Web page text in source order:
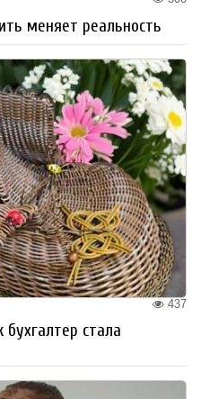
меняет реальность
437
бухгалтер стала